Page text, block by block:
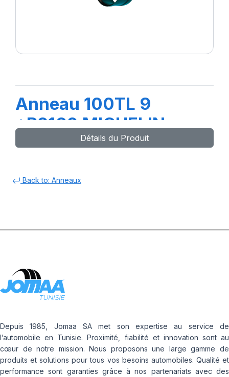
Anneau 100TL 9
+R2160 MICHELIN
(pour pneDétails du Produit
Back to: Anneaux
Depuis 1985, Jomaa SA met son expertise au service de
l’automobile en Tunisie. Proximité, fiabilité et innovation sont au
cœur de notre mission. Nous proposons une large gamme de
produits et solutions pour tous vos besoins automobiles. Qualité et
performance sont garanties grâce à nos partenariats avec des